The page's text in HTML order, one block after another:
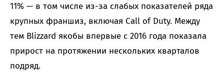
11% — в том числе из-за слабых показателей ряда
крупных франшиз, включая Call of Duty. Между
тем Blizzard якобы впервые с 2016 года показала
прирост на протяжении нескольких кварталов
подряд.